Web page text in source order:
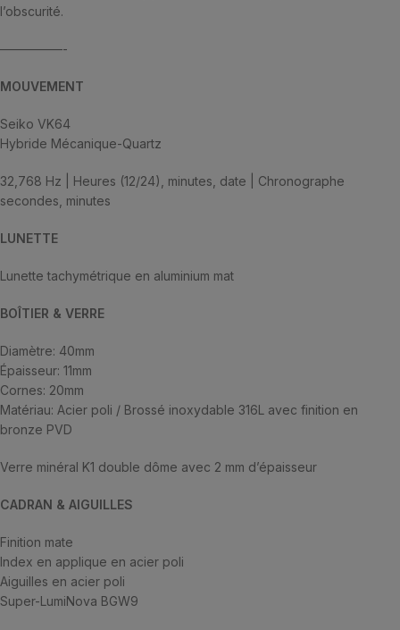
l’obscurité.
—————-
MOUVEMENT
Seiko VK64
Hybride Mécanique-Quartz
32,768 Hz | Heures (12/24), minutes, date | Chronographe
secondes, minutes
LUNETTE
Lunette tachymétrique en aluminium mat
BOÎTIER & VERRE
Diamètre: 40mm
Épaisseur: 11mm
Cornes: 20mm
Matériau: Acier poli / Brossé inoxydable 316L avec finition en
bronze PVD
Verre minéral K1 double dôme avec 2 mm d’épaisseur
CADRAN & AIGUILLES
Finition mate
Index en applique en acier poli
Aiguilles en acier poli
Super-LumiNova BGW9